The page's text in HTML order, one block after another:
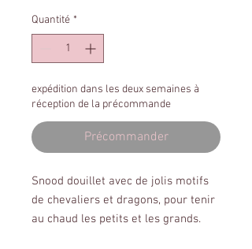
Quantité *
expédition dans les deux semaines à
réception de la précommande
Précommander
Snood douillet avec de jolis motifs
de chevaliers et dragons, pour tenir
au chaud les petits et les grands.